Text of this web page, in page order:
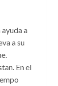
a
a su
En el